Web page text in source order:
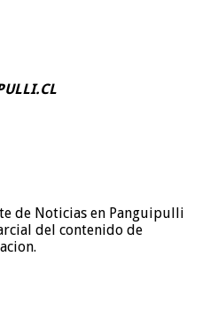
de Noticias en Panguipulli
del contenido de